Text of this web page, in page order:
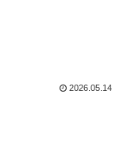
2026.05.14